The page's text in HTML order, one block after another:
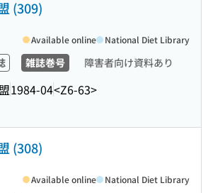
(309)
雑誌巻号 障害者向け資料あり
1984-04<Z6-63>
Available online National Diet Library
(308)
Available online National Diet Library